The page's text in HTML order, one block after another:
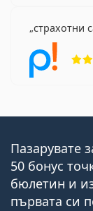
страхотни
Пазарувате
50 бонус
бюлетин и
първата си